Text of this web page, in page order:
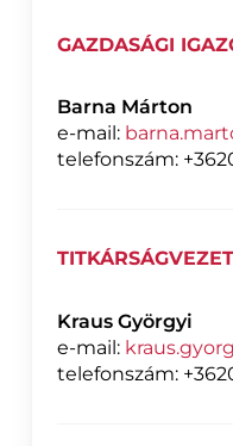
GAZDASÁGI
Barna Márton
e-mail:
telefonszám:
Kraus Györgyi
e-mail:
telefonszám: